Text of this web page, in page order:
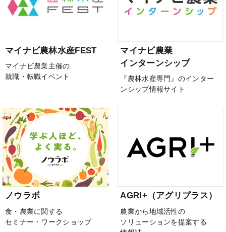
マイナビ農林水産FEST
マイナビ農業主催の
就職・転職イベント
マイナビ農業
インターンシップ
『農林水産専門』のインター
ンシップ情報サイト
ノウラボ
食・農業に関する
セミナー・ワークショップ
AGRI+（アグリプラス）
農業から地域活性の
ソリューションを提案する